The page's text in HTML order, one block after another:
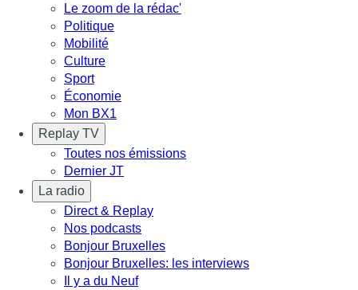
Le zoom de la rédac'
Politique
Mobilité
Culture
Sport
Économie
Mon BX1
Replay TV
Toutes nos émissions
Dernier JT
La radio
Direct & Replay
Nos podcasts
Bonjour Bruxelles
Bonjour Bruxelles: les interviews
Il y a du Neuf